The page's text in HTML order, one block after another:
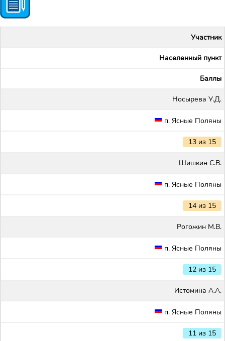
Участник
Населенный пункт
Баллы
Носырева У.Д.
п. Ясные Поляны
13 из 15
Шишкин С.В.
п. Ясные Поляны
14 из 15
Рогожин М.В.
п. Ясные Поляны
12 из 15
Истомина А.А.
п. Ясные Поляны
11 из 15